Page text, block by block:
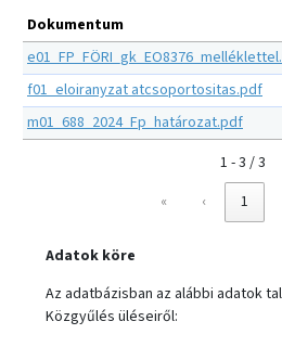
Dokumentum
f01_eloiranyzat atcsoportositas.pdf
m01_688_2024_Fp_határozat.pdf
1 - 3 / 3
«
‹ 1
Adatok köre
Az adatbázisban az alábbi adatok
Közgyűlés üléseiről: